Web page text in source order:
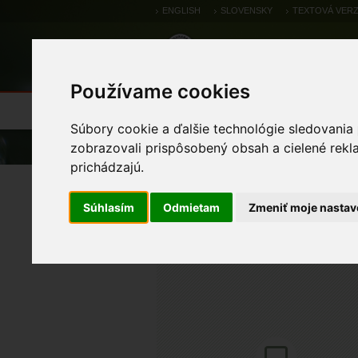
Používame cookies
Súbory cookie a ďalšie technológie
zobrazovali prispôsobený obsah a cielené
prichádzajú.
Súhlasím Odmietam Zmeniť moje
ENGLISH SLOVENSKY TEXTOVÁ
Úvod Pozorovania a výskytové dáta
rybár ( čorík) bahenný